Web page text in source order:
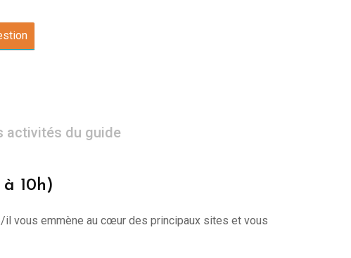
activités du guide
10h)
vous emmène au cœur des principaux sites et vous